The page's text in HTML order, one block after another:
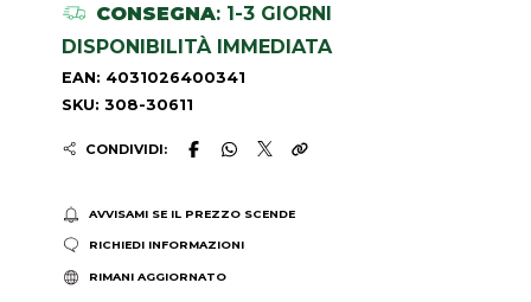
CONSEGNA: 1-3 GIORNI
DISPONIBILITÀ IMMEDIATA
EAN: 4031026400341
SKU: 308-30611
CONDIVIDI:
AVVISAMI SE IL PREZZO SCENDE
RICHIEDI INFORMAZIONI
RIMANI AGGIORNATO